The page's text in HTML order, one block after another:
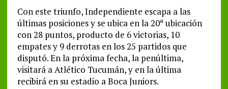
Con este triunfo, Independiente escapa a las
últimas posiciones y se ubica en la 20ª ubicación
con 28 puntos, producto de 6 victorias, 10
empates y 9 derrotas en los 25 partidos que
disputó. En la próxima fecha, la penúltima,
visitará a Atlético Tucumán, y en la última
recibirá en su estadio a Boca Juniors.